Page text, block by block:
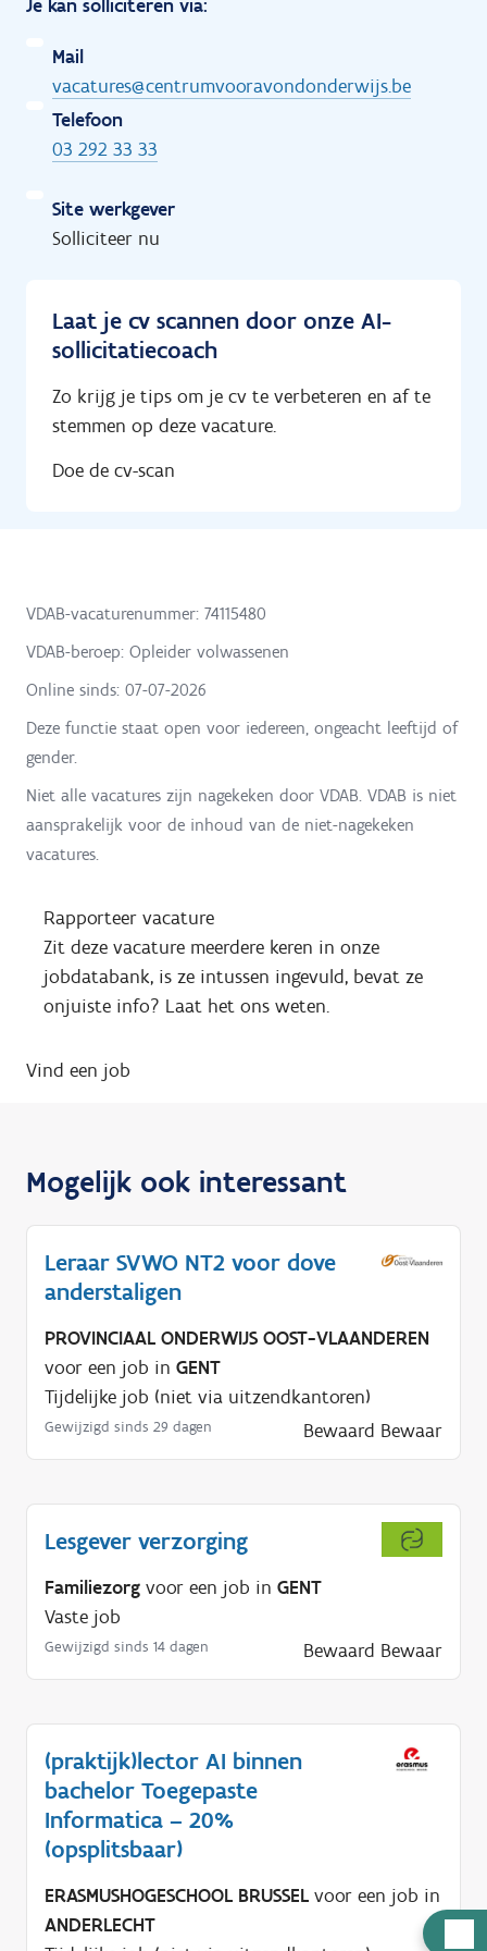
Je kan solliciteren via:
Mail
vacatures@centrumvooravondonderwijs.be
Telefoon
03 292 33 33
Site werkgever
Solliciteer nu
Laat je cv scannen door onze AI-
sollicitatiecoach
Zo krijg je tips om je cv te verbeteren en af te
stemmen op deze vacature.
Doe de cv-scan
VDAB-vacaturenummer: 74115480
VDAB-beroep: Opleider volwassenen
Online sinds: 07-07-2026
Deze functie staat open voor iedereen, ongeacht leeftijd of
gender.
Niet alle vacatures zijn nagekeken door VDAB. VDAB is niet
aansprakelijk voor de inhoud van de niet-nagekeken
vacatures.
Rapporteer vacature
Zit deze vacature meerdere keren in onze
jobdatabank, is ze intussen ingevuld, bevat ze
onjuiste info? Laat het ons weten.
Vind een job
Mogelijk ook interessant
Leraar SVWO NT2 voor dove
anderstaligen
PROVINCIAAL ONDERWIJS OOST-VLAANDEREN
voor een job in GENT
Tijdelijke job (niet via uitzendkantoren)
Gewijzigd sinds 29 dagen Bewaard Bewaar
Lesgever verzorging
Familiezorg voor een job in GENT
Vaste job
Gewijzigd sinds 14 dagen Bewaard Bewaar
(praktijk)lector AI binnen
bachelor Toegepaste
Informatica – 20%
(opsplitsbaar)
ERASMUSHOGESCHOOL BRUSSEL voor een job in
ANDERLECHT